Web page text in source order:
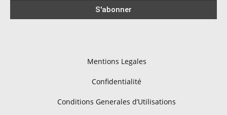
Mentions Legales
Confidentialité
Conditions Generales d’Utilisations